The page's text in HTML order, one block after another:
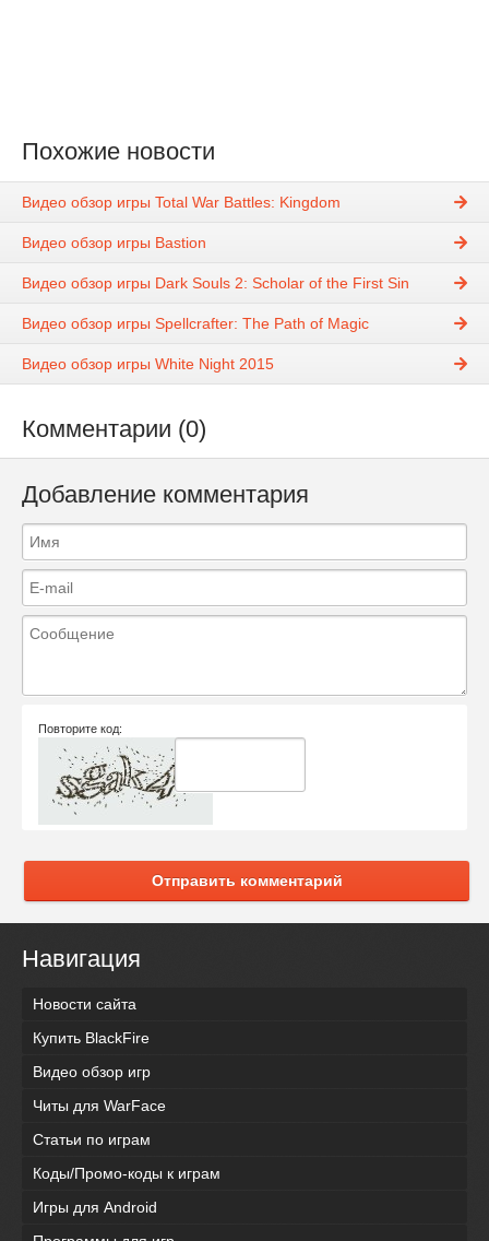
Похожие новости
Видео обзор игры Total War Battles: Kingdom
Видео обзор игры Bastion
Видео обзор игры Dark Souls 2: Scholar of the First Sin
Видео обзор игры Spellcrafter: The Path of Magic
Видео обзор игры White Night 2015
Комментарии (0)
Добавление комментария
Повторите код:
Отправить комментарий
Навигация
Новости сайта
Купить BlackFire
Видео обзор игр
Читы для WarFace
Статьи по играм
Коды/Промо-коды к играм
Игры для Android